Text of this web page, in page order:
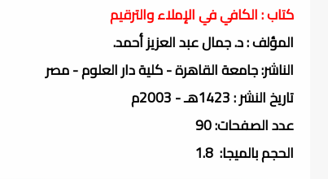
كتاب : الكافي في الإملاء والترقيم
المؤلف : د. جمال عبد العزيز أحمد.
الناشر: جامعة القاهرة - كلية دار العلوم - مصر
تاريخ النشر : 1423هـ - 2003م
عدد الصفحات: 90
الحجم بالميجا: 1.8